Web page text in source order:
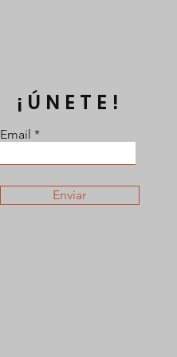
¡ÚNETE!
Email
Enviar